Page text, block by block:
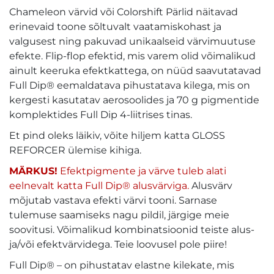
Chameleon värvid või Colorshift Pärlid näitavad
erinevaid toone sõltuvalt vaatamiskohast ja
valgusest ning pakuvad unikaalseid värvimuutuse
efekte. Flip-flop efektid, mis varem olid võimalikud
ainult keeruka efektkattega, on nüüd saavutatavad
Full Dip® eemaldatava pihustatava kilega, mis on
kergesti kasutatav aerosoolides ja 70 g pigmentide
komplektides Full Dip 4-liitrises tinas.
Et pind oleks läikiv, võite hiljem katta GLOSS
REFORCER ülemise kihiga.
MÄRKUS! Efektpigmente ja värve tuleb alati
eelnevalt katta Full Dip® alusvärviga. Alusvärv
mõjutab vastava efekti värvi tooni. Sarnase
tulemuse saamiseks nagu pildil, järgige meie
soovitusi. Võimalikud kombinatsioonid teiste alus-
ja/või efektvärvidega. Teie loovusel pole piire!
Full Dip® – on pihustatav elastne kilekate, mis